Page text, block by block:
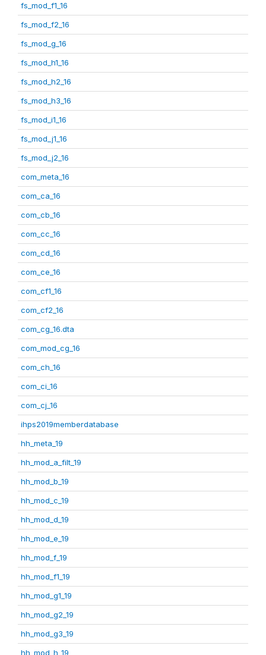
fs_mod_f1_16
fs_mod_f2_16
fs_mod_g_16
fs_mod_h1_16
fs_mod_h2_16
fs_mod_h3_16
fs_mod_i1_16
fs_mod_j1_16
fs_mod_j2_16
com_meta_16
com_ca_16
com_cb_16
com_cc_16
com_cd_16
com_ce_16
com_cf1_16
com_cf2_16
com_cg_16.dta
com_mod_cg_16
com_ch_16
com_ci_16
com_cj_16
ihps2019memberdatabase
hh_meta_19
hh_mod_a_filt_19
hh_mod_b_19
hh_mod_c_19
hh_mod_d_19
hh_mod_e_19
hh_mod_f_19
hh_mod_f1_19
hh_mod_g1_19
hh_mod_g2_19
hh_mod_g3_19
hh_mod_h_19